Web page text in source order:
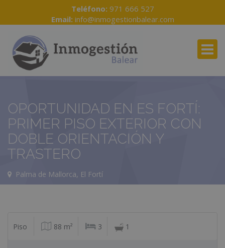
Teléfono: 971 666 527
Email: info@inmogestionbalear.com
OPORTUNIDAD EN ES FORTÍ:
PRIMER PISO EXTERIOR CON
DOBLE ORIENTACIÓN Y
TRASTERO
Palma de Mallorca, El Fortí
Piso 88 m² 3 1